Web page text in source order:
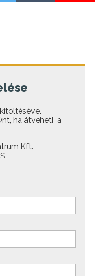
ha átveheti a
Kft.